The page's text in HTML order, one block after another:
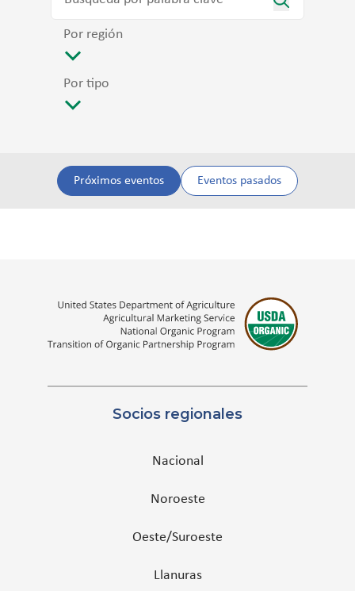
Por región
Por tipo
Próximos eventos Eventos pasados
Socios regionales
Nacional
Noroeste
Oeste/Suroeste
Llanuras